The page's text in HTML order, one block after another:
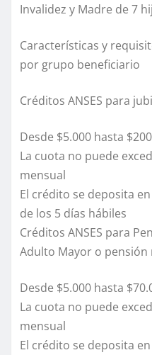
Invalidez y Madre de 7
Características y
por grupo beneficiario
Créditos ANSES para
Desde $5.000 hasta
La cuota no puede
mensual
El crédito se deposita
de los 5 días hábiles
Créditos ANSES para
Adulto Mayor o
Desde $5.000 hasta
La cuota no puede
mensual
El crédito se deposita